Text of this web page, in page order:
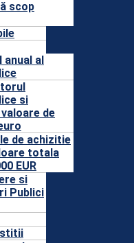
scop
al
si
de
de achizitie
totala
EUR
si
Publici